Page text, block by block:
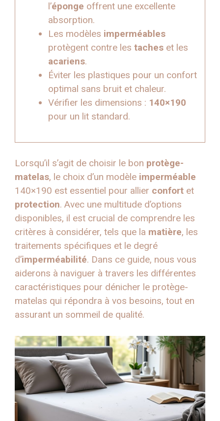
l’éponge offrent une excellente
absorption.
Les modèles imperméables
protègent contre les tacheset les
acariens.
Éviter les plastiques pour un confort
optimal sans bruit et chaleur.
Vérifier les dimensions : 140×190
pour un lit standard.
Lorsqu’il s’agit de choisir le bon protège-
matelas, le choix d’un modèle imperméable
140×190 est essentiel pour allier confort et
protection. Avec une multitude d’options
disponibles, il est crucial de comprendre les
critères à considérer, tels que la matière, les
traitements spécifiques et le degré
d’imperméabilité. Dans ce guide, nous vous
aiderons à naviguer à travers les différentes
caractéristiques pour dénicher le protège-
matelas qui répondra à vos besoins, tout en
assurant un sommeil de qualité.